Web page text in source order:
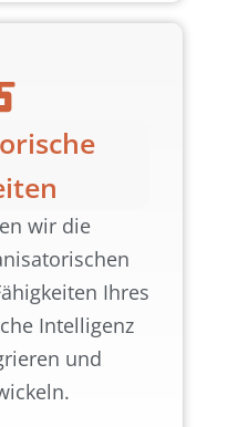
wir die
Ihres
Intelligenz
und